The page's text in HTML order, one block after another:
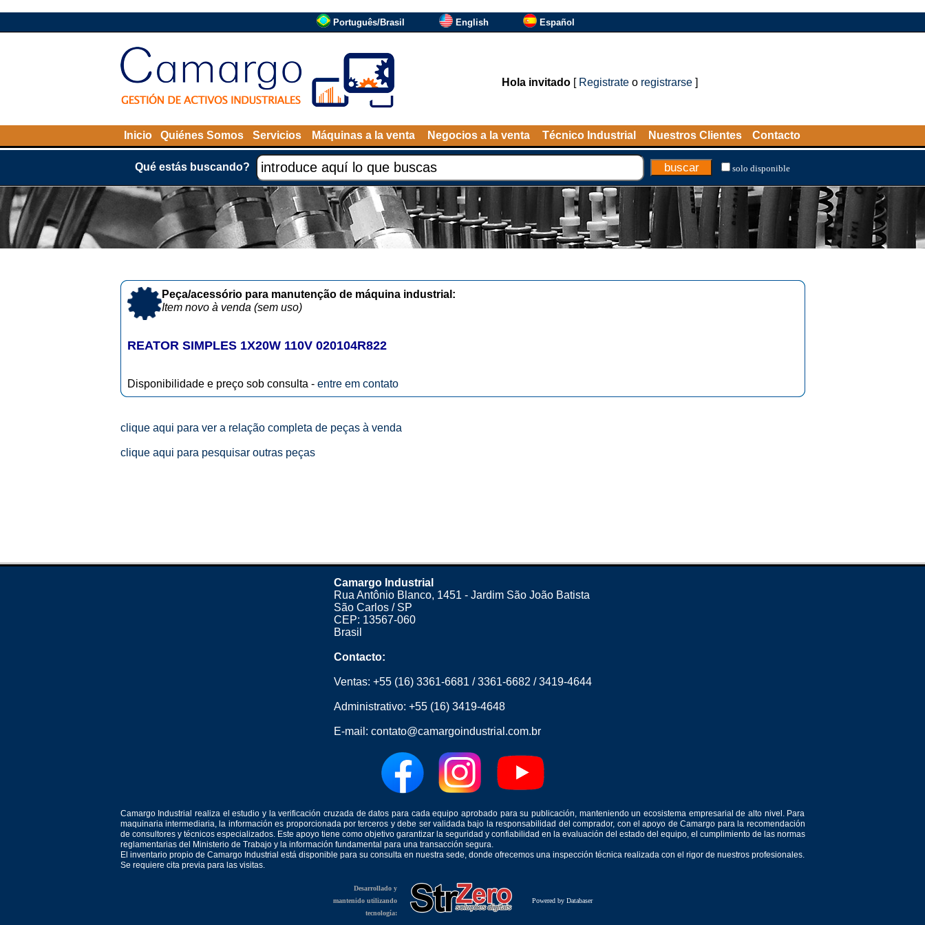
Português/Brasil English Español
Hola invitado[ Registrateo registrarse]
Inicio Quiénes Somos Servicios Máquinas a la venta Negocios a la venta Técnico Industrial Nuestros Clientes Contacto
Qué estás buscando? solo disponible
Peça/acessório para manutenção de máquina industrial:
Item novo à venda (sem uso)
REATOR SIMPLES 1X20W 110V 020104R822
Disponibilidade e preço sob consulta - entre em contato
clique aqui para ver a relação completa de peças à venda
clique aqui para pesquisar outras peças
Camargo Industrial
Rua Antônio Blanco, 1451 - Jardim São João Batista
São Carlos / SP
CEP: 13567-060
Brasil
Contacto:
Ventas: +55 (16) 3361-6681 /3361-6682 /3419-4644
Administrativo: +55 (16) 3419-4648
E-mail: contato@camargoindustrial.com.br
Camargo Industrial realiza el estudio y la verificación cruzada de datos para cada equipo aprobado para su publicación, manteniendo un ecosistema empresarial de alto nivel. Para
maquinaria intermediaria, la información es proporcionada por terceros y debe ser validada bajo la responsabilidad del comprador, con el apoyo de Camargo para la recomendación
de consultores y técnicos especializados. Este apoyo tiene como objetivo garantizar la seguridad y confiabilidad en la evaluación del estado del equipo, el cumplimiento de las normas
reglamentarias del Ministerio de Trabajo y la información fundamental para una transacción segura.
El inventario propio de Camargo Industrial está disponible para su consulta en nuestra sede, donde ofrecemos una inspección técnica realizada con el rigor de nuestros profesionales.
Se requiere cita previa para las visitas.
Desarrollado y
mantenido utilizando
tecnología:
Powered by Databaser